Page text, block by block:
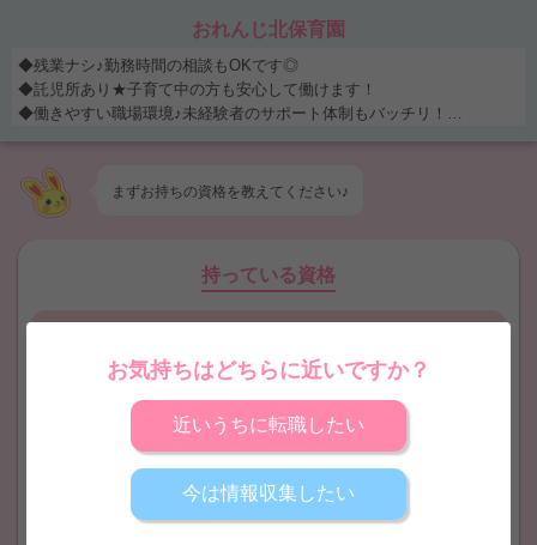
おれんじ北保育園
◆残業ナシ♪勤務時間の相談もOKです◎
◆託児所あり★子育て中の方も安心して働けます！
◆働きやすい職場環境♪未経験者のサポート体制もバッチリ！
働きやすい職場環境♪未経験者のサポート体制もバッチリ！ ◆◆マイカ
ー通勤OK☆駐車場は全額園負担◎
まずお持ちの資格を教えてください♪
持っている資格
保育士 幼稚園教諭
保育士取得見込 幼稚園教諭取得見込
地域限定保育士
お気持ちはどちらに近いですか？
近いうちに転職したい
今は情報収集したい